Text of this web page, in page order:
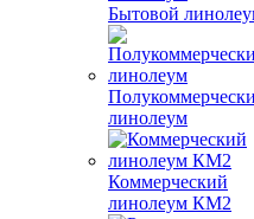
Бытовой
линолеум
Коммерческий
линолеум КМ2